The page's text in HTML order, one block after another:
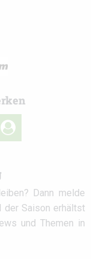
user-
circle
Dann melde
der Saison erhältst
und Themen in